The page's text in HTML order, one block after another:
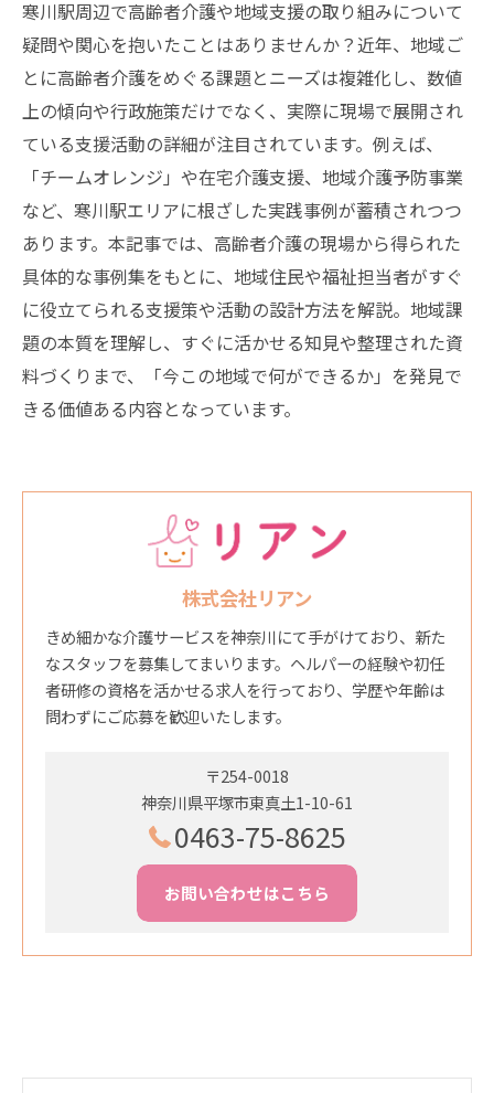
寒川駅周辺で高齢者介護や地域支援の取り組みについて
疑問や関心を抱いたことはありませんか？近年、地域ご
とに高齢者介護をめぐる課題とニーズは複雑化し、数値
上の傾向や行政施策だけでなく、実際に現場で展開され
ている支援活動の詳細が注目されています。例えば、
「チームオレンジ」や在宅介護支援、地域介護予防事業
など、寒川駅エリアに根ざした実践事例が蓄積されつつ
あります。本記事では、高齢者介護の現場から得られた
具体的な事例集をもとに、地域住民や福祉担当者がすぐ
に役立てられる支援策や活動の設計方法を解説。地域課
題の本質を理解し、すぐに活かせる知見や整理された資
料づくりまで、「今この地域で何ができるか」を発見で
きる価値ある内容となっています。
株式会社リアン
きめ細かな介護サービスを神奈川にて手がけており、新た
なスタッフを募集してまいります。ヘルパーの経験や初任
者研修の資格を活かせる求人を行っており、学歴や年齢は
問わずにご応募を歓迎いたします。
〒254-0018
神奈川県平塚市東真土1-10-61
0463-75-8625
お問い合わせはこちら